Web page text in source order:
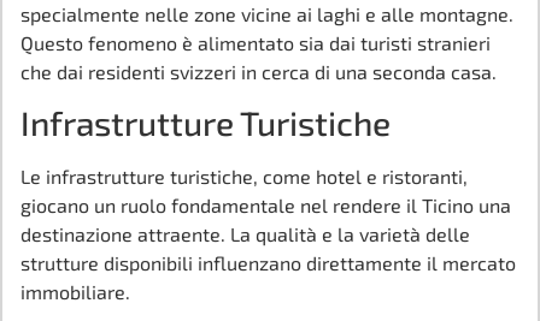
specialmente nelle zone vicine ai laghi e alle montagne.
Questo fenomeno è alimentato sia dai turisti stranieri
che dai residenti svizzeri in cerca di una seconda casa.
Infrastrutture Turistiche
Le infrastrutture turistiche, come hotel e ristoranti,
giocano un ruolo fondamentale nel rendere il Ticino una
destinazione attraente. La qualità e la varietà delle
strutture disponibili influenzano direttamente il mercato
immobiliare.